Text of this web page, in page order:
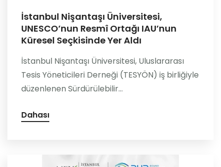
İstanbul Nişantaşı Üniversitesi,
UNESCO’nun Resmî Ortağı IAU’nun
Küresel Seçkisinde Yer Aldı
İstanbul Nişantaşı Üniversitesi, Uluslararası
Tesis Yöneticileri Derneği (TESYÖN) iş birliğiyle
düzenlenen Sürdürülebilir...
Dahası